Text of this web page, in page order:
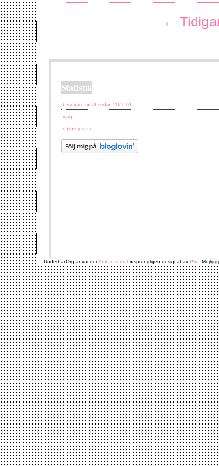
←
Statistik
besökare totalt sedan 20/7-10
idag.
online just nu.
Underbar.Org använderAmbiru temat ursprungligen designat av Phu .